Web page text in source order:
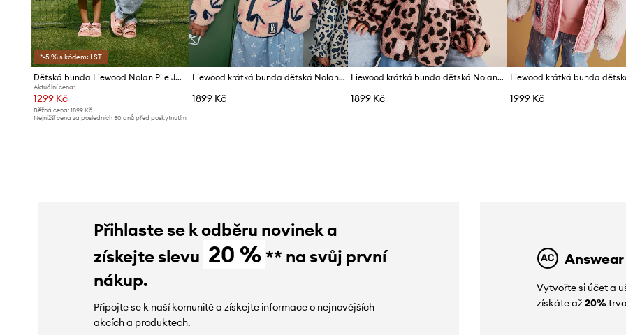
*-5 % s kódem: LST
Dětská bunda Liewood Nolan Pile Jacket
Aktuální cena:
1299 Kč
Běžná cena: 1899 Kč
Nejnižší cena za posledních 30 dnů před poskytnutím
Liewood krátká bunda dětská Nolan Pile Jacket
1899 Kč
Liewood krátká bunda dětská Nolan Pile Jacket
1899 Kč 1999 Kč
Přihlaste se k odběru novinek a
získejte slevu 20 % ** na svůj první
nákup.
Připojte se k naší komunitě a získejte informace o nejnovějších
akcích a produktech.
Vytvořte si účet a
získáte až20%